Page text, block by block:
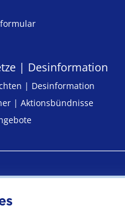
| Desinformation
| Desinformation
| Aktionsbündnisse